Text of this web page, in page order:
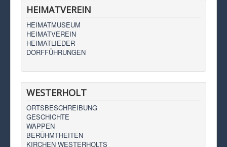
HEIMATVEREIN
HEIMATMUSEUM
HEIMATVEREIN
HEIMATLIEDER
DORFFÜHRUNGEN
WESTERHOLT
ORTSBESCHREIBUNG
GESCHICHTE
WAPPEN
BERÜHMTHEITEN
KIRCHEN WESTERHOLTS